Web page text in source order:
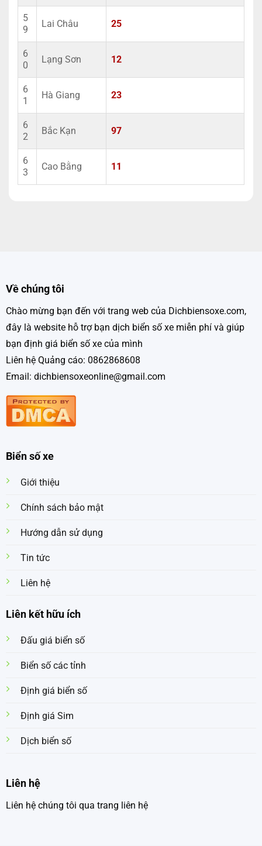
5
9
Lai Châu 25
6
0
Lạng Sơn 12
6
1
Hà Giang 23
6
2
Bắc Kạn 97
6
3
Cao Bằng 11
Về chúng tôi
Chào mừng bạn đến với trang web của Dichbiensoxe.com,
đây là website hỗ trợ bạn dịch biển số xe miễn phí và giúp
bạn định giá biển số xe của mình
Liên hệ Quảng cáo: 0862868608
Email: dichbiensoxeonline@gmail.com
Biển số xe
Giới thiệu
Chính sách bảo mật
Hướng dẫn sử dụng
Tin tức
Liên hệ
Liên kết hữu ích
Đấu giá biển số
Biển số các tỉnh
Định giá biển số
Định giá Sim
Dịch biển số
Liên hệ
Liên hệ chúng tôi qua trang liên hệ